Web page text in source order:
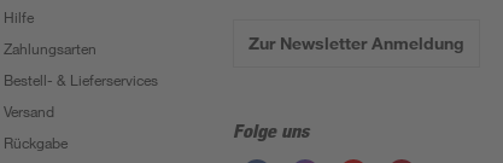
Hilfe
Zahlungsarten
Bestell- & Lieferservices
Versand
Rückgabe
Zur Newsletter Anmeldung
Folge uns